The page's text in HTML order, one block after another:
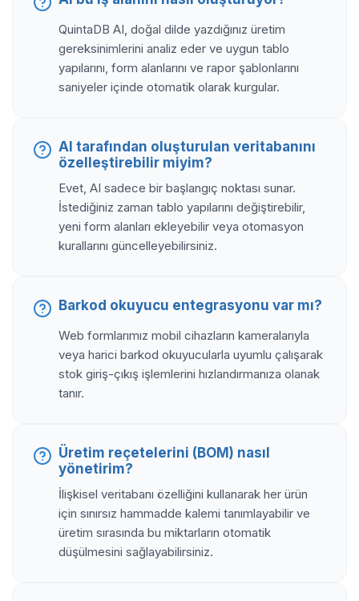
QuintaDB AI, doğal dilde yazdığınız üretim
gereksinimlerini analiz eder ve uygun tablo
yapılarını, form alanlarını ve rapor şablonlarını
saniyeler içinde otomatik olarak kurgular.
AI tarafından oluşturulan veritabanını
özelleştirebilir miyim?
Evet, AI sadece bir başlangıç noktası sunar.
İstediğiniz zaman tablo yapılarını değiştirebilir,
yeni form alanları ekleyebilir veya otomasyon
kurallarını güncelleyebilirsiniz.
Barkod okuyucu entegrasyonu var mı?
Web formlarımız mobil cihazların kameralarıyla
veya harici barkod okuyucularla uyumlu çalışarak
stok giriş-çıkış işlemlerini hızlandırmanıza olanak
tanır.
Üretim reçetelerini (BOM) nasıl
yönetirim?
İlişkisel veritabanı özelliğini kullanarak her ürün
için sınırsız hammadde kalemi tanımlayabilir ve
üretim sırasında bu miktarların otomatik
düşülmesini sağlayabilirsiniz.